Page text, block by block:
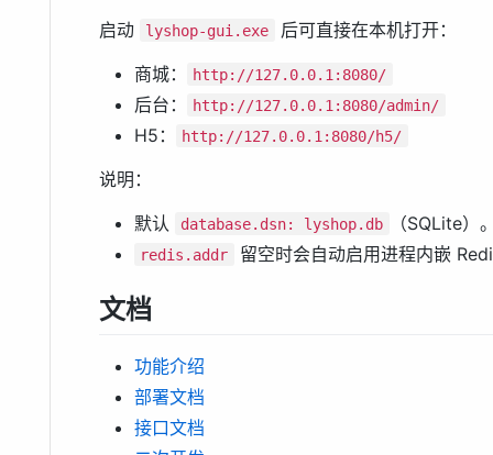
启动 lyshop-gui.exe
后可直接在本机打开：
商城：
http://127.0.0.1:8080/
后台： http://127.0.0.1:8080/admin/
H5： http://127.0.0.1:8080/h5/
说明：
默认
database.dsn: lyshop.db （SQLite）
redis.addr 留空时会自动启用进程内嵌
文档
功能介绍
部署文档
接口文档